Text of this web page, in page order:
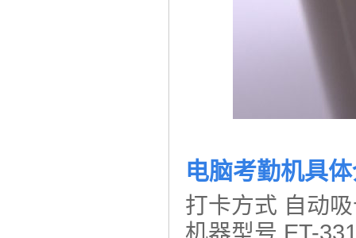
电脑考勤机具
打卡方式 自动
机器型号 ET-